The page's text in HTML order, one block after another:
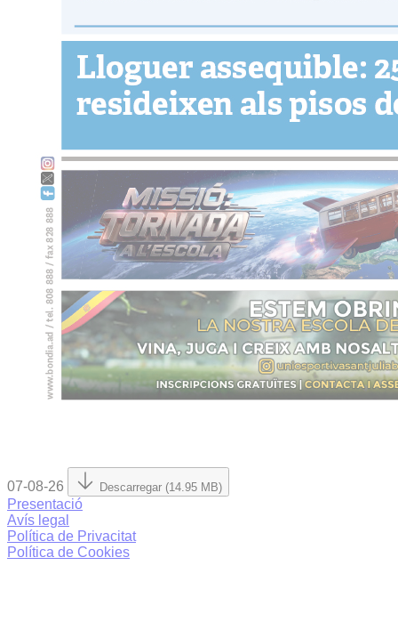
07-08-26 Descarregar (14.95 MB)
Presentació
Avís legal
Política de Privacitat
Política de Cookies